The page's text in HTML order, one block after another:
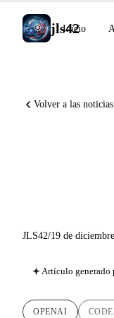
jls42
Inicio
Volver a las noticias
JLS42/19 de
Artículo
OPENAI